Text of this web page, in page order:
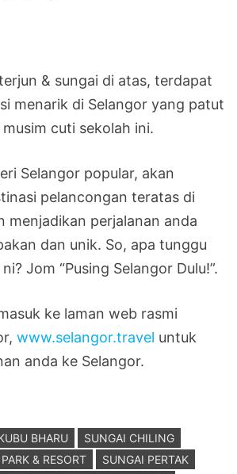
& sungai di atas, terdapat
menarik di Selangor yang patut
cuti sekolah ini.
Selangor popular, akan
pelancongan teratas di
menjadikan perjalanan anda
dan unik. So, apa tunggu
Jom “Pusing Selangor Dulu!”.
ke laman web rasmi
www.selangor.travel untuk
anda ke Selangor.
BHARU
SUNGAI CHILING
& RESORT
SUNGAI PERTAK